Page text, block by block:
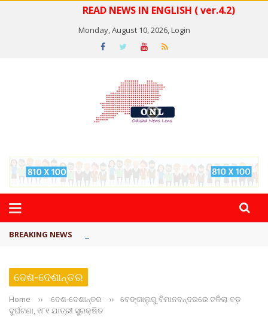
READ NEWS IN ENGLISH ( ver.4.2)
Monday, August 10, 2026,Login
BREAKING NEWS
ଦେଶ-ଦେଶାନ୍ତର
Home ›› ଦେଶ-ଦେଶାନ୍ତର ››
ବେଙ୍ଗାଲୁରୁ ବିମାନବନ୍ଦରରେ ଟଳିଲା ବଡ଼
ଦୁର୍ଘଟଣା, ୧୮୧ ଯାତ୍ରୀ ସୁରକ୍ଷିତ